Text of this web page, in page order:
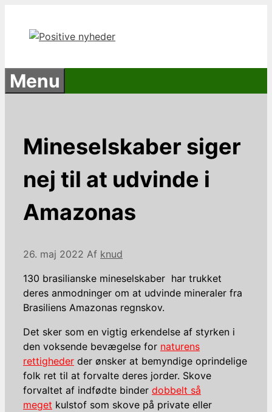
indhold
Menu
Mineselskaber siger
nej til at udvinde i
Amazonas
26. maj 2022 Af knud
130 brasilianske mineselskaber har trukket
deres anmodninger om at udvinde mineraler fra
Brasiliens Amazonas regnskov.
Det sker som en vigtig erkendelse af styrken i
den voksende bevægelse for naturens
rettigheder der ønsker at bemyndige oprindelige
folk ret til at forvalte deres jorder. Skove
forvaltet af indfødte binder dobbelt så
meget kulstof som skove på private eller